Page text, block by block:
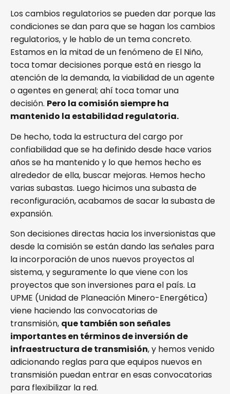
Los cambios regulatorios se pueden dar porque las
condiciones se dan para que se hagan los cambios
regulatorios, y le hablo de un tema concreto.
Estamos en la mitad de un fenómeno de El Niño,
toca tomar decisiones porque está en riesgo la
atención de la demanda, la viabilidad de un agente
o agentes en general; ahí toca tomar una
decisión. Pero la comisión siempre ha
mantenido la estabilidad regulatoria.
De hecho, toda la estructura del cargo por
confiabilidad que se ha definido desde hace varios
años se ha mantenido y lo que hemos hecho es
alrededor de ella, buscar mejoras. Hemos hecho
varias subastas. Luego hicimos una subasta de
reconfiguración, acabamos de sacar la subasta de
expansión.
Son decisiones directas hacia los inversionistas que
desde la comisión se están dando las señales para
la incorporación de unos nuevos proyectos al
sistema, y seguramente lo que viene con los
proyectos que son inversiones para el país. La
UPME (Unidad de Planeación Minero-Energética)
viene haciendo las convocatorias de
transmisión, que también son señales
importantes en términos de inversión de
infraestructura de transmisión, y hemos venido
adicionando reglas para que equipos nuevos en
transmisión puedan entrar en esas convocatorias
para flexibilizar la red.